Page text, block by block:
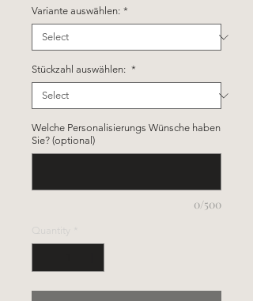
Variante auswählen: *
Stückzahl auswählen: *
Welche Personalisierungs Wünsche haben
Sie? (optional)
0/500
Quantity